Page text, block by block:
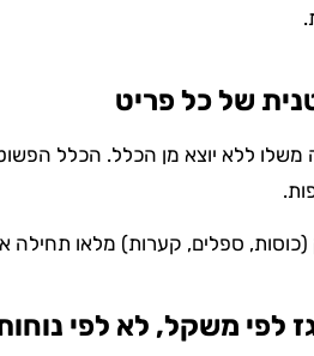
ללא יוצא מן הכלל. הכלל
(כוסות, ספלים, קערות) מלאו תחילה